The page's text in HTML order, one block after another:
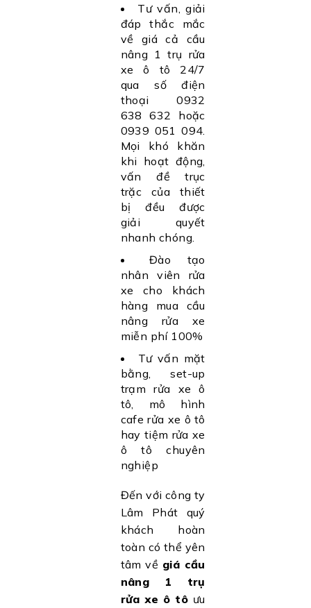
Tư vấn, giải
đáp thắc mắc
về giá cả cầu
nâng 1 trụ rửa
xe ô tô 24/7
qua số điện
thoại 0932
638 632 hoặc
0939 051 094.
Mọi khó khăn
khi hoạt động,
vấn đề trục
trặc của thiết
bị đều được
giải quyết
nhanh chóng.
Đào tạo
nhân viên rửa
xe cho khách
hàng mua cầu
nâng rửa xe
miễn phí 100%
Tư vấn mặt
bằng, set-up
trạm rửa xe ô
tô, mô hình
cafe rửa xe ô tô
hay tiệm rửa xe
ô tô chuyên
nghiệp
Đến với công ty
Lâm Phát quý
khách hoàn
toàn có thể yên
tâm về giá cầu
nâng 1 trụ
rửa xe ô tô ưu